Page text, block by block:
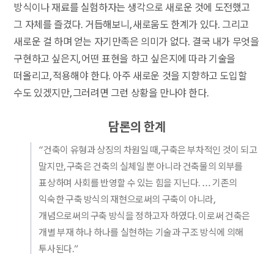
방식이나 재료를 실험하자는 생각으로 새로운 것에 도전했고
그 자체를 즐겼다. 거듭해보니, 새로움도 한계가 있다. 그리고
새로운 걸 하며 얻는 자기만족은 의미가 없다. 결국 내가 무엇을
구현하고 싶은지, 어떤 표현을 하고 싶은지에 따라 기술을
떠올리고, 적용해야 한다. 아주 새로운 것을 지향하고 도입할
수도 있겠지만, 그러려면 그런 상황을 만나야 한다.
담론의 한계
“건축이 유형과 상징의 차원일 때, 구축은 부차적인 것이 되고
말지만, 구축은 건축의 실체일 뿐 아니라 건축물의 외부를
표상하며 사회를 반영할 수 있는 힘을 지닌다. … 기존의
익숙한 구축 방식의 재현으로써의 구축이 아니라,
개념으로써의 구축 방식을 정하고자 하였다. 이로써 건축은
개별 부재 하나 하나를 실현하는 기술과 구조 방식에 의해
투사된다.”